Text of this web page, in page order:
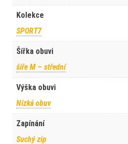
Kolekce
SPORT7
Šířka obuvi
šíře M – střední
Výška obuvi
Nízká obuv
Zapínání
Suchý zip